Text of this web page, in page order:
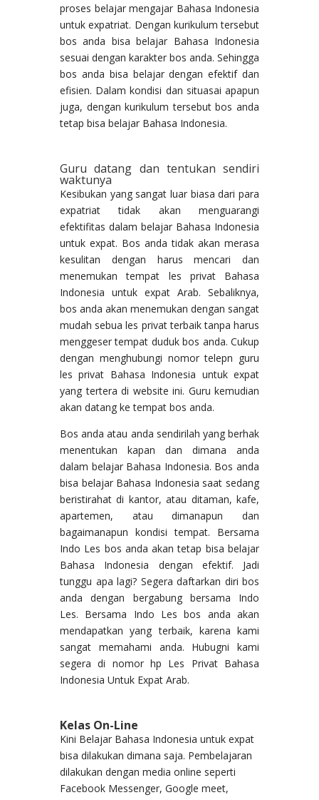
proses belajar mengajar Bahasa Indonesia
untuk expatriat. Dengan kurikulum tersebut
bos anda bisa belajar Bahasa Indonesia
sesuai dengan karakter bos anda. Sehingga
bos anda bisa belajar dengan efektif dan
efisien. Dalam kondisi dan situasai apapun
juga, dengan kurikulum tersebut bos anda
tetap bisa belajar Bahasa Indonesia.
Guru datang dan tentukan sendiri
waktunya
Kesibukan yang sangat luar biasa dari para
expatriat tidak akan menguarangi
efektifitas dalam belajar Bahasa Indonesia
untuk expat. Bos anda tidak akan merasa
kesulitan dengan harus mencari dan
menemukan tempat les privat Bahasa
Indonesia untuk expat Arab. Sebaliknya,
bos anda akan menemukan dengan sangat
mudah sebua les privat terbaik tanpa harus
menggeser tempat duduk bos anda. Cukup
dengan menghubungi nomor telepn guru
les privat Bahasa Indonesia untuk expat
yang tertera di website ini. Guru kemudian
akan datang ke tempat bos anda.
Bos anda atau anda sendirilah yang berhak
menentukan kapan dan dimana anda
dalam belajar Bahasa Indonesia. Bos anda
bisa belajar Bahasa Indonesia saat sedang
beristirahat di kantor, atau ditaman, kafe,
apartemen, atau dimanapun dan
bagaimanapun kondisi tempat. Bersama
Indo Les bos anda akan tetap bisa belajar
Bahasa Indonesia dengan efektif. Jadi
tunggu apa lagi? Segera daftarkan diri bos
anda dengan bergabung bersama Indo
Les. Bersama Indo Les bos anda akan
mendapatkan yang terbaik, karena kami
sangat memahami anda. Hubugni kami
segera di nomor hp Les Privat Bahasa
Indonesia Untuk Expat Arab.
Kelas On-Line
Kini Belajar Bahasa Indonesia untuk expat
bisa dilakukan dimana saja. Pembelajaran
dilakukan dengan media online seperti
Facebook Messenger, Google meet,